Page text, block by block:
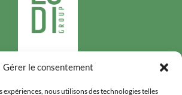
Gérer le consentement
nous utilisons des technologies telles
Suivez-nous